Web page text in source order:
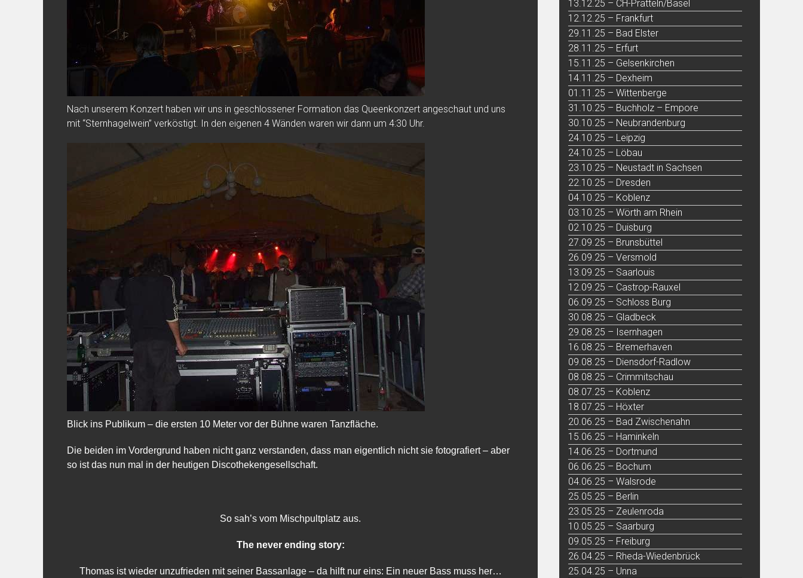
Nach unserem Konzert haben wir uns in geschlossener Formation das Queenkonzert angeschaut und uns
mit “Sternhagelwein” verköstigt. In den eigenen 4 Wänden waren wir dann um 4:30 Uhr.
Blick ins Publikum – die ersten 10 Meter vor der Bühne waren Tanzfläche.
Die beiden im Vordergrund haben nicht ganz verstanden, dass man eigentlich nicht sie fotografiert – aber
so ist das nun mal in der heutigen Discothekengesellschaft.
So sah’s vom Mischpultplatz aus.
The never ending story:
Thomas ist wieder unzufrieden mit seiner Bassanlage – da hilft nur eins: Ein neuer Bass muss her…
13.12.25 – CH-Pratteln/Basel
12.12.25 – Frankfurt
29.11.25 – Bad Elster
28.11.25 – Erfurt
15.11.25 – Gelsenkirchen
14.11.25 – Dexheim
01.11.25 – Wittenberge
31.10.25 – Buchholz – Empore
30.10.25 – Neubrandenburg
24.10.25 – Leipzig
24.10.25 – Löbau
23.10.25 – Neustadt in Sachsen
22.10.25 – Dresden
04.10.25 – Koblenz
03.10.25 – Wörth am Rhein
02.10.25 – Duisburg
27.09.25 – Brunsbüttel
26.09.25 – Versmold
13.09.25 – Saarlouis
12.09.25 – Castrop-Rauxel
06.09.25 – Schloss Burg
30.08.25 – Gladbeck
29.08.25 – Isernhagen
16.08.25 – Bremerhaven
09.08.25 – Diensdorf-Radlow
08.08.25 – Crimmitschau
08.07.25 – Koblenz
18.07.25 – Höxter
20.06.25 – Bad Zwischenahn
15.06.25 – Haminkeln
14.06.25 – Dortmund
06.06.25 – Bochum
04.06.25 – Walsrode
25.05.25 – Berlin
23.05.25 – Zeulenroda
10.05.25 – Saarburg
09.05.25 – Freiburg
26.04.25 – Rheda-Wiedenbrück
25.04.25 – Unna